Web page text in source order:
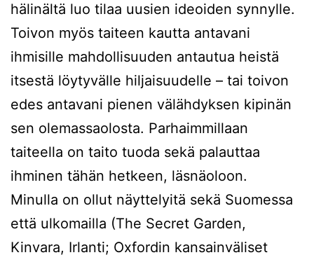
hälinältä luo tilaa uusien ideoiden synnylle.
Toivon myös taiteen kautta antavani
ihmisille mahdollisuuden antautua heistä
itsestä löytyvälle hiljaisuudelle – tai toivon
edes antavani pienen välähdyksen kipinän
sen olemassaolosta. Parhaimmillaan
taiteella on taito tuoda sekä palauttaa
ihminen tähän hetkeen, läsnäoloon.
Minulla on ollut näyttelyitä sekä Suomessa
että ulkomailla (The Secret Garden,
Kinvara, Irlanti; Oxfordin kansainväliset